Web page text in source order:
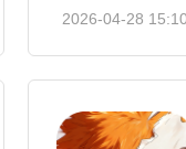
2026-04-28 15:10